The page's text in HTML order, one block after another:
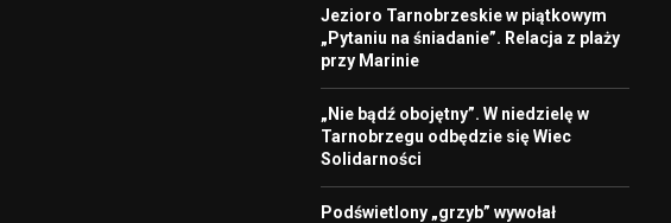
Jezioro Tarnobrzeskie w piątkowym
„Pytaniu na śniadanie”. Relacja z plaży
przy Marinie
„Nie bądź obojętny”. W niedzielę w
Tarnobrzegu odbędzie się Wiec
Solidarności
Podświetlony „grzyb” wywołał